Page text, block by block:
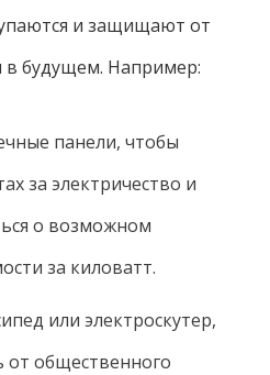
и защищают от
в будущем. Например:
панели, чтобы
за электричество и
о возможном
за киловатт.
или электроскутер,
от общественного